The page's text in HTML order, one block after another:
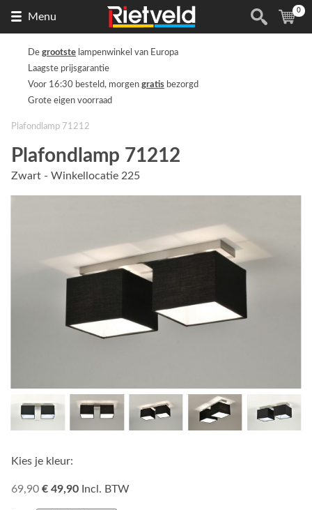
Menu
de
(
0
De grootste lampenwinkel van Europa
Laagste prijsgarantie
Voor 16:30 besteld, morgen gratis bezorgd
Grote eigen voorraad
Plafondlamp 71212
Plafondlamp 71212
Zwart - Winkellocatie 225
Kies je kleur:
69,90 € 49,90 Incl. BTW